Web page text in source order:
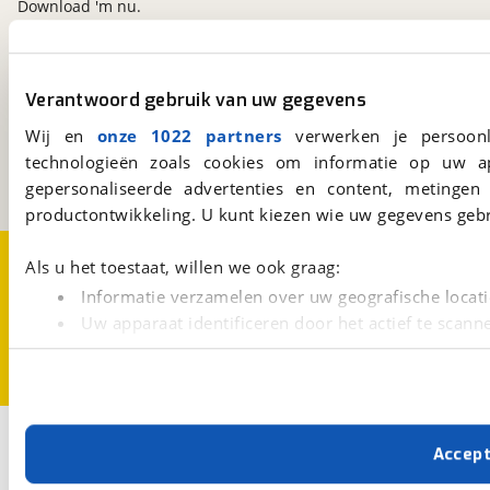
Verantwoord gebruik van uw gegevens
Wij en onze 1022 partners verwerken je
technologieën zoals cookies om informatie op
gepersonaliseerde advertenties en content,
productontwikkeling. U kunt kiezen wie uw gegevens
Als u het toestaat, willen we ook graag:
Informatie verzamelen over uw geografische
Uw apparaat identificeren door het actief te
Lees meer over hoe uw persoonlijke gegevens worden
Met cookies en vergelijkbare technieken zorgen we
cookies zorgen ervoor dat de website goed werkt.
verbeteren. We tonen je graag relevante advertenties
viaBOVAG.nl
3981 AJ
Bunnik
Een initiatief van
BOVAG
Download 'm nu.
CookievoorkeurenVacatures